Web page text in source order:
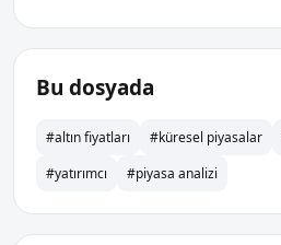
Bu dosyada
#altın fiyatları #küresel piyasalar
#yatırımcı
#piyasa analizi